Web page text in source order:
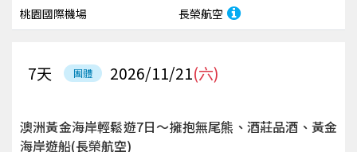
桃園國際機場 長榮航空
團體 2026/11/21(六)
7天
澳洲黃金海岸輕鬆遊7日～擁抱無尾熊、酒莊品酒、黃金
海岸遊船(長榮航空)